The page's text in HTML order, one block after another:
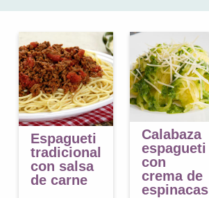
Espagueti
tradicional
con salsa
de carne
Calabaza
espagueti
con
crema de
espinacas